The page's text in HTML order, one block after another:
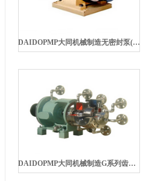
DAIDOPMP大同机械制造无密封泵(内转齿轮)
DAIDOPMP大同机械制造G系列齿轮泵(内转齿轮)